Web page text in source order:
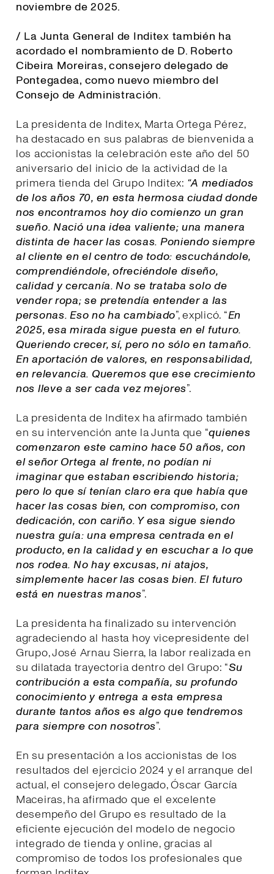
noviembre de 2025.
/ La Junta General de Inditex también ha
acordado el nombramiento de D. Roberto
Cibeira Moreiras, consejero delegado de
Pontegadea, como nuevo miembro del
Consejo de Administración.
La presidenta de Inditex, Marta Ortega Pérez,
ha destacado en sus palabras de bienvenida a
los accionistas la celebración este año del 50
aniversario del inicio de la actividad de la
primera tienda del Grupo Inditex: “A mediados
de los años 70, en esta hermosa ciudad donde
nos encontramos hoy dio comienzo un gran
sueño. Nació una idea valiente; una manera
distinta de hacer las cosas. Poniendo siempre
al cliente en el centro de todo: escuchándole,
comprendiéndole, ofreciéndole diseño,
calidad y cercanía. No se trataba solo de
vender ropa; se pretendía entender a las
personas. Eso no ha cambiado”, explicó. “En
2025, esa mirada sigue puesta en el futuro.
Queriendo crecer, sí, pero no sólo en tamaño.
En aportación de valores, en responsabilidad,
en relevancia. Queremos que ese crecimiento
nos lleve a ser cada vez mejores”.
La presidenta de Inditex ha afirmado también
en su intervención ante la Junta que “quienes
comenzaron este camino hace 50 años, con
el señor Ortega al frente, no podían ni
imaginar que estaban escribiendo historia;
pero lo que sí tenían claro era que había que
hacer las cosas bien, con compromiso, con
dedicación, con cariño. Y esa sigue siendo
nuestra guía: una empresa centrada en el
producto, en la calidad y en escuchar a lo que
nos rodea. No hay excusas, ni atajos,
simplemente hacer las cosas bien. El futuro
está en nuestras manos”.
La presidenta ha finalizado su intervención
agradeciendo al hasta hoy vicepresidente del
Grupo, José Arnau Sierra, la labor realizada en
su dilatada trayectoria dentro del Grupo: “Su
contribución a esta compañía, su profundo
conocimiento y entrega a esta empresa
durante tantos años es algo que tendremos
para siempre con nosotros”.
En su presentación a los accionistas de los
resultados del ejercicio 2024 y el arranque del
actual, el consejero delegado, Óscar García
Maceiras, ha afirmado que el excelente
desempeño del Grupo es resultado de la
eficiente ejecución del modelo de negocio
integrado de tienda y online, gracias al
compromiso de todos los profesionales que